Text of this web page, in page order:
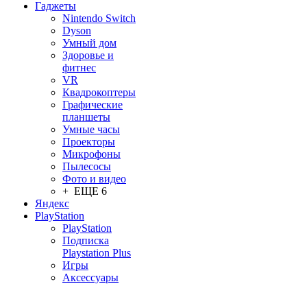
Гаджеты
Nintendo Switch
Dyson
Умный дом
Здоровье и
фитнес
VR
Квадрокоптеры
Графические
планшеты
Умные часы
Проекторы
Микрофоны
Пылесосы
Фото и видео
+ ЕЩЕ 6
Яндекс
PlayStation
PlayStation
Подписка
Playstation Plus
Игры
Аксессуары